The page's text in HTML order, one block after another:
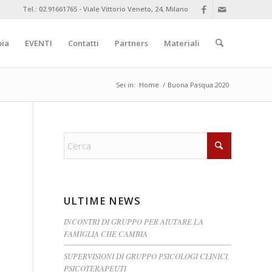
Tel.: 02.91661765 - Viale Vittorio Veneto, 24, Milano
EVENTI Contatti Partners Materiali
Sei in: Home / Buona Pasqua 2020
ULTIME NEWS
INCONTRI DI GRUPPO PER AIUTARE LA
FAMIGLIA CHE CAMBIA
SUPERVISIONI DI GRUPPO PSICOLOGI CLINICI,
PSICOTERAPEUTI